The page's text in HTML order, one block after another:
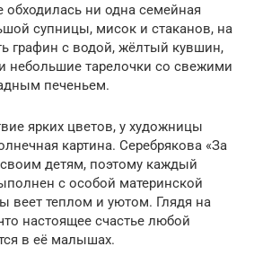
ни одна семейная
супницы, мисок и стаканов, на
графин с водой, жёлтый кувшин,
небольшие тарелочки со свежими
печеньем.
ярких цветов, у художницы
картина. Серебрякова «За
детям, поэтому каждый
с особой материнской
веет теплом и уютом. Глядя на
настоящее счастье любой
в её малышах.